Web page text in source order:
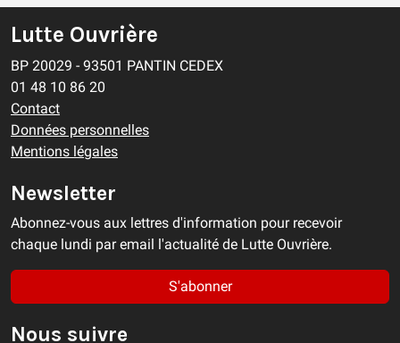
Lutte Ouvrière
BP 20029 - 93501 PANTIN CEDEX
01 48 10 86 20
Contact
Données personnelles
Mentions légales
Newsletter
Abonnez-vous aux lettres d'information pour recevoir
chaque lundi par email l'actualité de Lutte Ouvrière.
S'abonner
Nous suivre